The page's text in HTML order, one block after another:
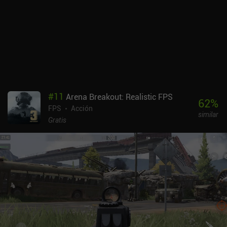
#11 Arena Breakout: Realistic FPS
FPS
Acción
Gratis
62%
similar